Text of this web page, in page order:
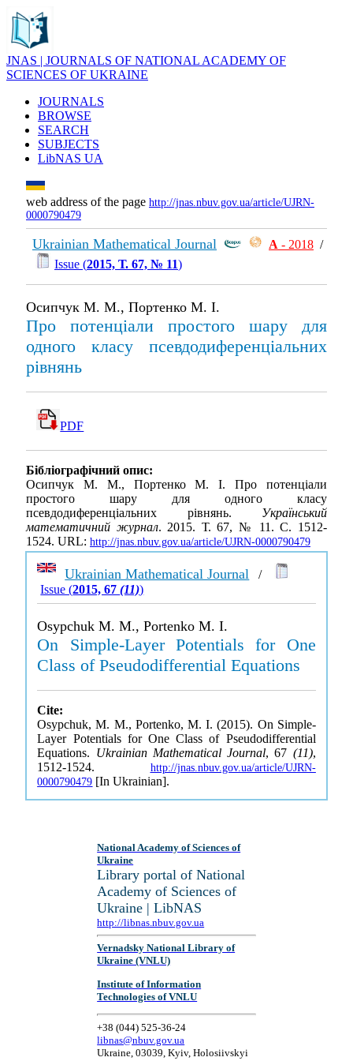
JNAS | JOURNALS OF NATIONAL ACADEMY OF
SCIENCES OF UKRAINE
JOURNALS
BROWSE
SEARCH
SUBJECTS
LibNAS UA
web address of the page http://jnas.nbuv.gov.ua/article/UJRN-
0000790479
Ukrainian Mathematical Journal А - 2018 /
Issue (2015, Т. 67, № 11)
Осипчук М. М., Портенко М. І.
Про потенціали простого шару для
одного класу псевдодиференціальних
рівнянь
PDF
Бібліографічний опис:
Осипчук М. М., Портенко М. І. Про потенціали
простого шару для одного класу
псевдодиференціальних рівнянь. Український
математичний журнал. 2015. Т. 67, № 11. С. 1512-
1524. URL: http://jnas.nbuv.gov.ua/article/UJRN-0000790479
Ukrainian Mathematical Journal /
Issue (2015, 67(11))
Osypchuk M. M., Portenko M. I.
On Simple-Layer Potentials for One
Class of Pseudodifferential Equations
Cite:
Osypchuk, M. M., Portenko, M. I. (2015). On Simple-
Layer Potentials for One Class of Pseudodifferential
Equations. Ukrainian Mathematical Journal, 67 (11),
1512-1524. http://jnas.nbuv.gov.ua/article/UJRN-
0000790479 [In Ukrainian].
National Academy of Sciences of
Ukraine
Library portal of National
Academy of Sciences of
Ukraine | LibNAS
http://libnas.nbuv.gov.ua
Vernadsky National Library of
Ukraine (VNLU)
Institute of Information
Technologies of VNLU
+38 (044) 525-36-24
libnas@nbuv.gov.ua
Ukraine, 03039, Kyiv, Holosiivskyi